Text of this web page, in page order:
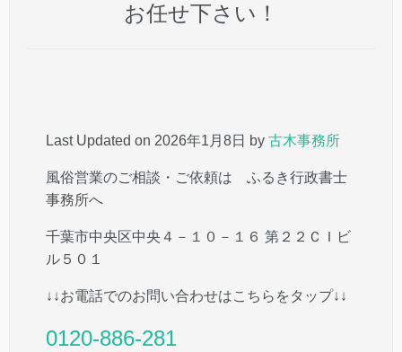
お任せ下さい！
Last Updated on 2026年1月8日 by 古木事務所
風俗営業のご相談・ご依頼は ふるき行政書士
事務所へ
千葉市中央区中央４－１０－１６ 第２２ＣＩビ
ル５０１
↓↓お電話でのお問い合わせはこちらをタップ↓↓
0120-886-281